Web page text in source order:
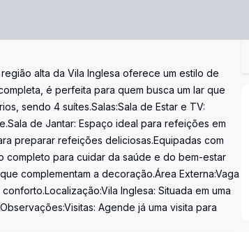
alta da Vila Inglesa oferece um estilo de
é perfeita para quem busca um lar que
sendo 4 suítes.Salas:Sala de Estar e TV:
de Jantar: Espaço ideal para refeições em
preparar refeições deliciosas.Equipadas com
completo para cuidar da saúde e do bem-estar
complementam a decoração.Área Externa:Vaga
Inglesa: Situada em uma
Agende já uma visita para